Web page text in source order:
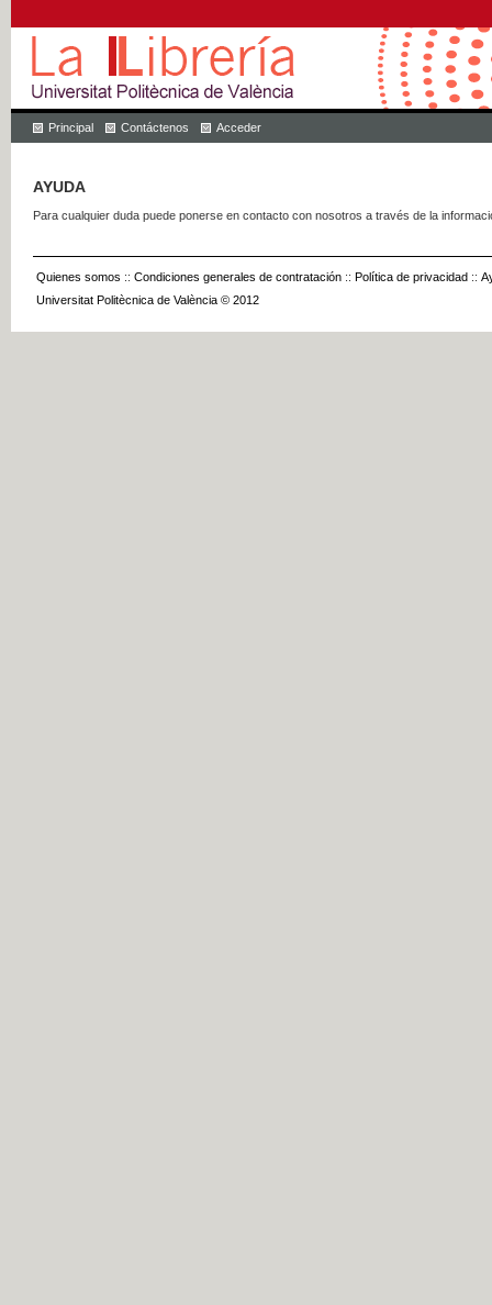
Principal Contáctenos Acceder
AYUDA
Para cualquier duda puede ponerse en contacto con nosotros a través de la
Quienes somos :: Condiciones generales de contratación :: Política de privacidad ::
Universitat Politècnica de València © 2012